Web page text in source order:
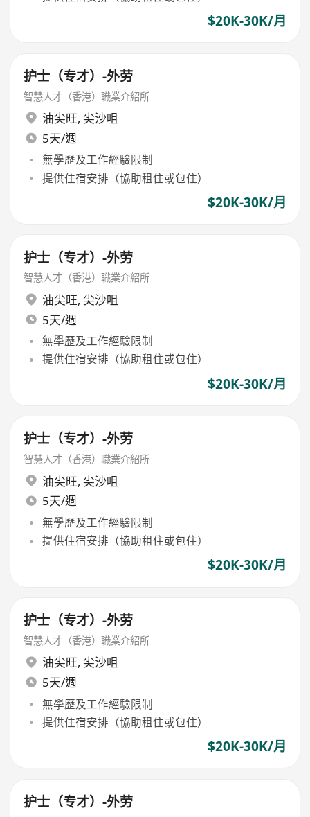
$20K-30K/月
护士（专才）-外劳
智慧人才（香港）職業介紹所
油尖旺, 尖沙咀
5天/週
無學歷及工作經驗限制
提供住宿安排（協助租住或包住）
$20K-30K/月
护士（专才）-外劳
智慧人才（香港）職業介紹所
油尖旺, 尖沙咀
5天/週
無學歷及工作經驗限制
提供住宿安排（協助租住或包住）
$20K-30K/月
护士（专才）-外劳
智慧人才（香港）職業介紹所
油尖旺, 尖沙咀
5天/週
無學歷及工作經驗限制
提供住宿安排（協助租住或包住）
$20K-30K/月
护士（专才）-外劳
智慧人才（香港）職業介紹所
油尖旺, 尖沙咀
5天/週
無學歷及工作經驗限制
提供住宿安排（協助租住或包住）
$20K-30K/月
护士（专才）-外劳